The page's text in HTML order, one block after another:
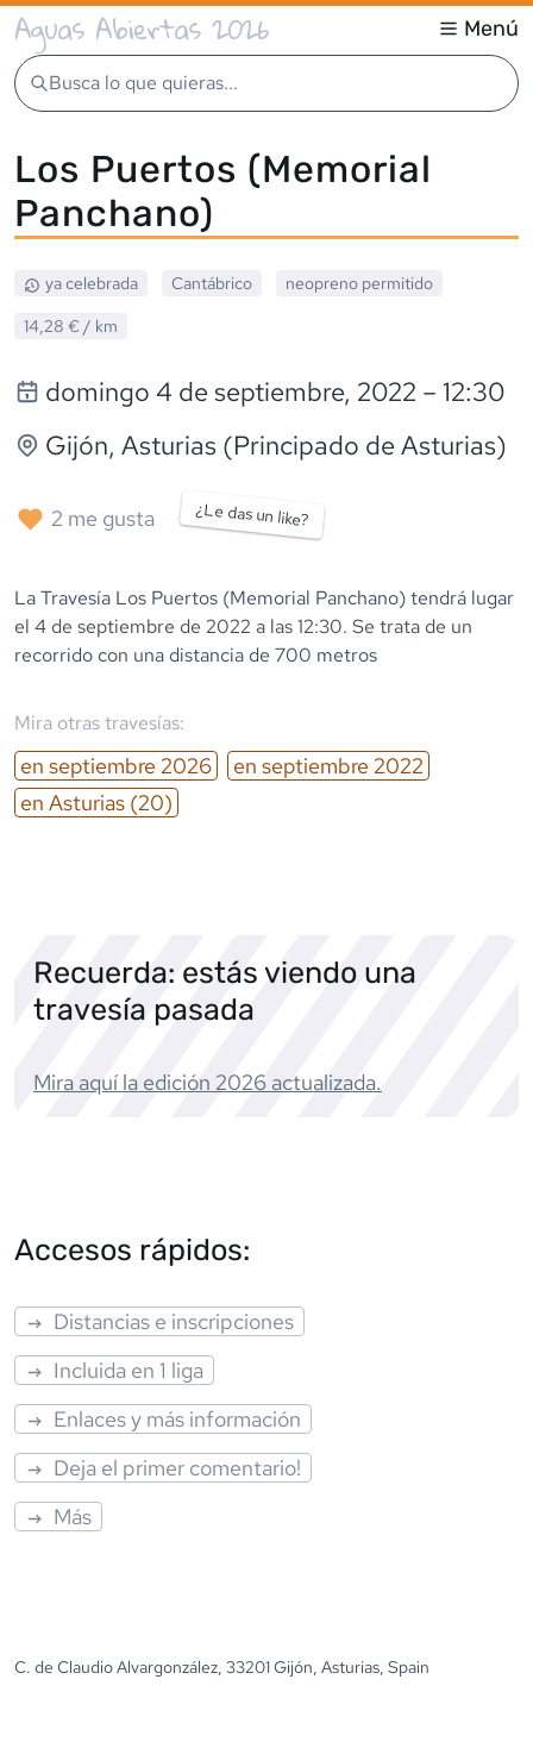
Aguas Abiertas 2026 Menú
Busca lo que quieras...
Los Puertos (Memorial
Panchano)
ya celebrada Cantábrico neopreno permitido
14,28 € / km
domingo 4 de septiembre, 2022 – 12:30
Gijón, Asturias (Principado de Asturias)
2 me gusta ¿Le das un like?
La Travesía Los Puertos (Memorial Panchano) tendrá lugar
el 4 de septiembre de 2022 a las 12:30. Se trata de un
recorrido con una distancia de 700 metros
Mira otras travesías:
en septiembre 2026 en septiembre 2022
en Asturias (20)
Recuerda: estás viendo una
travesía pasada
Mira aquí la edición 2026 actualizada.
Accesos rápidos:
Distancias e inscripciones
Incluida en 1 liga
Enlaces y más información
Deja el primer comentario!
Más
C. de Claudio Alvargonzález, 33201 Gijón, Asturias, Spain